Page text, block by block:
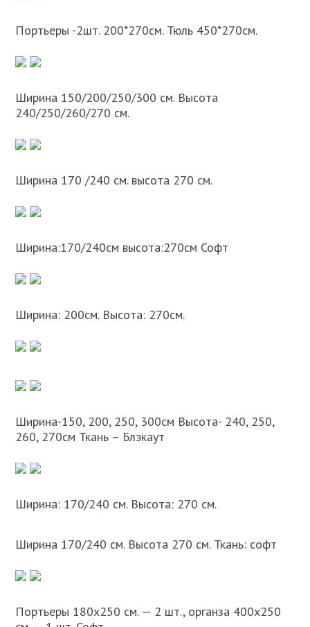
Портьеры -2шт. 200*270см. Тюль 450*270см.
Ширина 150/200/250/300 см. Высота
240/250/260/270 см.
Ширина 170 /240 см. высота 270 см.
Ширина:170/240см высота:270см Софт
Ширина: 200см. Высота: 270см.
Ширина-150, 200, 250, 300см Высота- 240, 250,
260, 270см Ткань – Блэкаут
Ширина: 170/240 см. Высота: 270 см.
Ширина 170/240 см. Высота 270 см. Ткань: софт
Портьеры 180х250 см. — 2 шт., органза 400х250